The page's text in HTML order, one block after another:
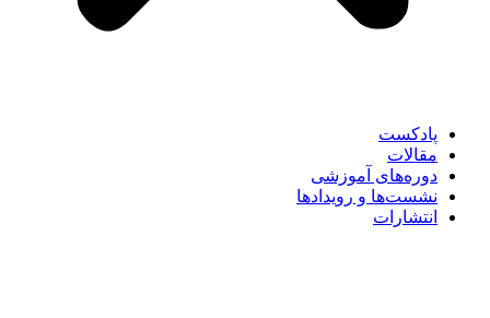
پادکست
مقالات
دوره‌های آموزشی
نشست‌ها و رویدادها
انتشارات